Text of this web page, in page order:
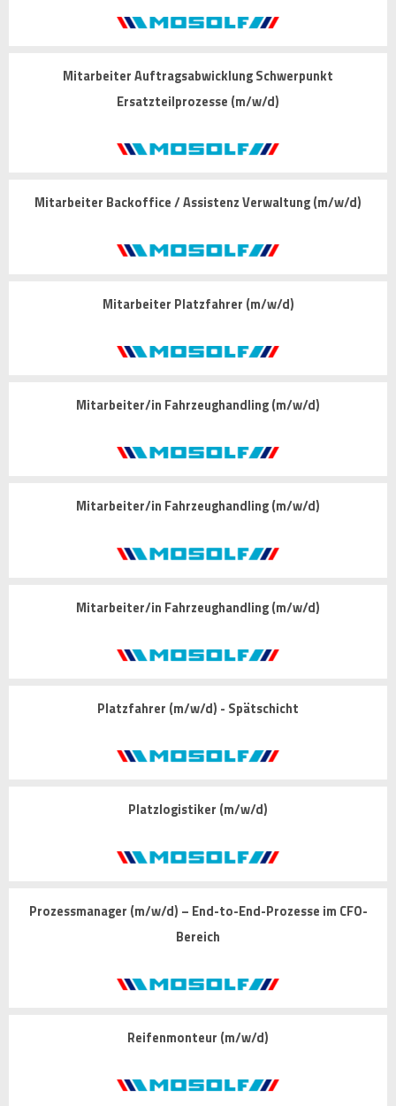
Mitarbeiter Auftragsabwicklung Schwerpunkt
Ersatzteilprozesse (m/w/d)
Mitarbeiter Backoffice / Assistenz Verwaltung (m/w/d)
Mitarbeiter Platzfahrer (m/w/d)
Mitarbeiter/in Fahrzeughandling (m/w/d)
Mitarbeiter/in Fahrzeughandling (m/w/d)
Mitarbeiter/in Fahrzeughandling (m/w/d)
Platzfahrer (m/w/d) - Spätschicht
Platzlogistiker (m/w/d)
Prozessmanager (m/w/d) – End-to-End-Prozesse im CFO-
Bereich
Reifenmonteur (m/w/d)